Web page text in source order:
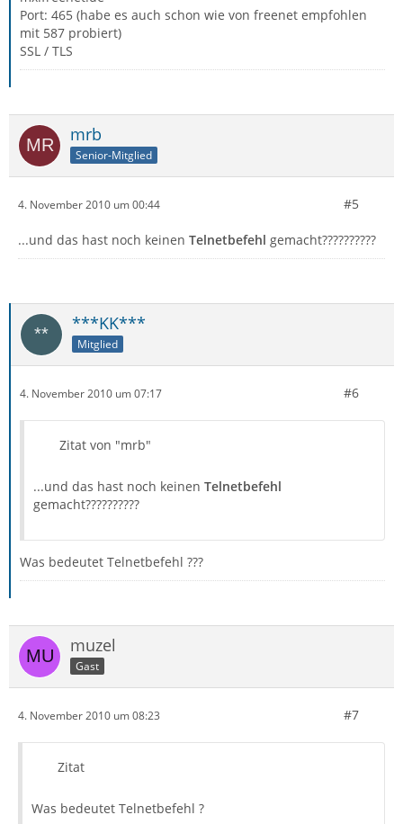
Port: 465 (habe es auch schon wie von freenet empfohlen
mit 587 probiert)
SSL / TLS
mrb
Senior-Mitglied
4. November 2010 um 00:44 #5
...und das hast noch keinen Telnetbefehl gemacht??????????
***KK***
Mitglied
4. November 2010 um 07:17 #6
Zitat von "mrb"
...und das hast noch keinen Telnetbefehl
gemacht??????????
Was bedeutet Telnetbefehl ???
muzel
Gast
4. November 2010 um 08:23 #7
Zitat
Was bedeutet Telnetbefehl ?